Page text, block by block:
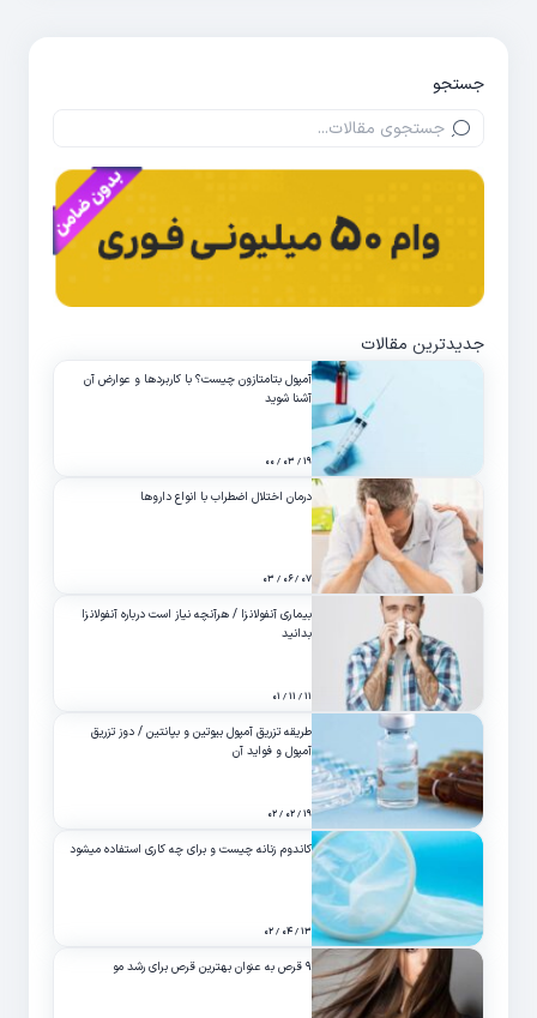
جستجو
جدیدترین مقالات
آمپول بتامتازون چیست؟ با کاربردها و عوارض آن
آشنا شوید
۱۹ / ۰۳ / ۰۰
درمان اختلال اضطراب با انواع داروها
۰۷ / ۰۶ / ۰۳
بیماری آنفولانزا / هرآنچه نیاز است درباره آنفولانزا
بدانید
۱۱ / ۱۱ / ۰۱
طریقه تزریق آمپول بیوتین و بپانتین / دوز تزریق
آمپول و فواید آن
۱۹ / ۰۲ / ۰۲
کاندوم زنانه چیست و برای چه کاری استفاده میشود
۱۳ / ۰۴ / ۰۲
۹ قرص به عنوان بهترین قرص برای رشد مو